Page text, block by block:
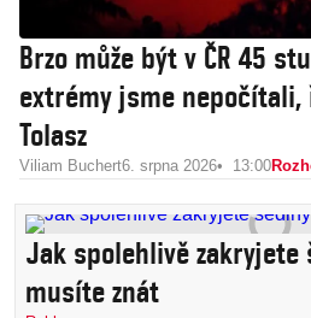
Brzo může být v ČR 45
extrémy jsme
Tolasz
Viliam Buchert6. srpna 2026 13:00
Jak spolehlivě zakryjete
musíte znát